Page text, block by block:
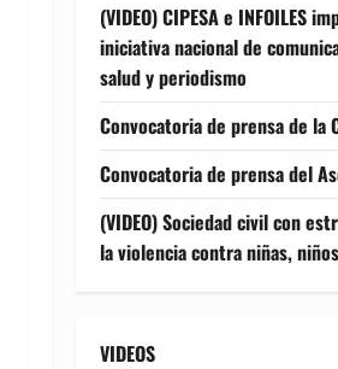
(VIDEO) CIPESA e INFOILES
iniciativa nacional de
salud y periodismo
Convocatoria de prensa de la
Convocatoria de prensa del
(VIDEO) Sociedad civil con
la violencia contra niñas,
VIDEOS